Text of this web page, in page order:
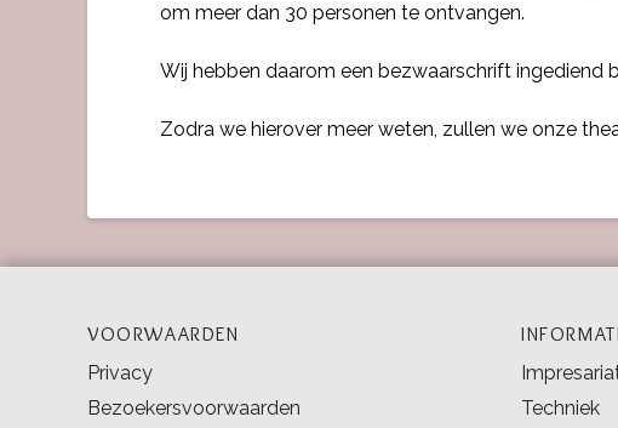
om meer dan 30 personen te ontvangen.
Wij hebben daarom een bezwaarschrift ingediend
Zodra we hierover meer weten, zullen we onze
VOORWAARDEN
Privacy
Bezoekersvoorwaarden
Techniek